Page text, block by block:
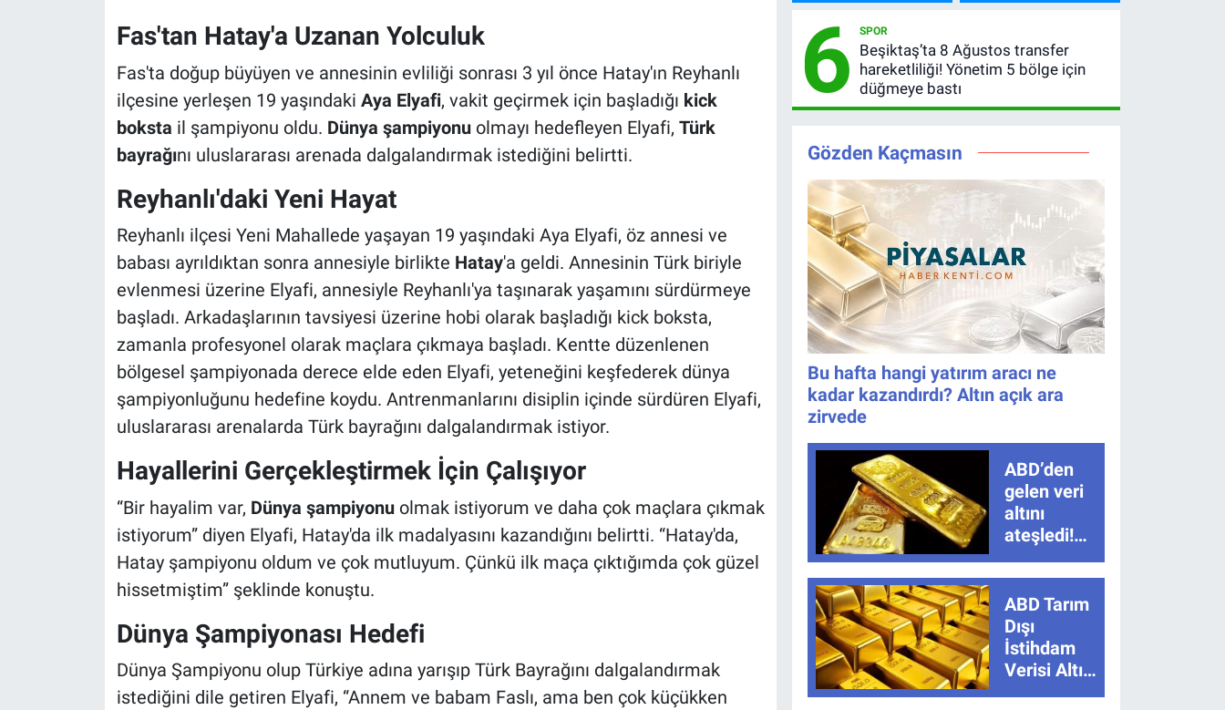
Fas'tan Hatay'a Uzanan Yolculuk
Fas'ta doğup büyüyen ve annesinin evliliği sonrası 3 yıl önce Hatay'ın Reyhanlı
ilçesine yerleşen 19 yaşındaki Aya Elyafi, vakit geçirmek için başladığı kick
boksta il şampiyonu oldu. Dünya şampiyonuolmayı hedefleyen Elyafi, Türk
bayrağını uluslararası arenada dalgalandırmak istediğini belirtti.
Reyhanlı'daki Yeni Hayat
Reyhanlı ilçesi Yeni Mahallede yaşayan 19 yaşındaki Aya Elyafi, öz annesi ve
babası ayrıldıktan sonra annesiyle birlikte Hatay'a geldi. Annesinin Türk biriyle
evlenmesi üzerine Elyafi, annesiyle Reyhanlı'ya taşınarak yaşamını sürdürmeye
başladı. Arkadaşlarının tavsiyesi üzerine hobi olarak başladığı kick boksta,
zamanla profesyonel olarak maçlara çıkmaya başladı. Kentte düzenlenen
bölgesel şampiyonada derece elde eden Elyafi, yeteneğini keşfederek dünya
şampiyonluğunu hedefine koydu. Antrenmanlarını disiplin içinde sürdüren Elyafi,
uluslararası arenalarda Türk bayrağını dalgalandırmak istiyor.
Hayallerini Gerçekleştirmek İçin Çalışıyor
“Bir hayalim var, Dünya şampiyonuolmak istiyorum ve daha çok maçlara çıkmak
istiyorum” diyen Elyafi, Hatay'da ilk madalyasını kazandığını belirtti. “Hatay'da,
Hatay şampiyonu oldum ve çok mutluyum. Çünkü ilk maça çıktığımda çok güzel
hissetmiştim” şeklinde konuştu.
Dünya Şampiyonası Hedefi
Dünya Şampiyonu olup Türkiye adına yarışıp Türk Bayrağını dalgalandırmak
istediğini dile getiren Elyafi, “Annem ve babam Faslı, ama ben çok küçükken
gördü!
Kazandıran
6 Numara
2026
kazanan
6 SPOR
Beşiktaş’ta 8 Ağustos transfer
hareketliliği! Yönetim 5 bölge için
düğmeye bastı
Gözden Kaçmasın
Bu hafta hangi yatırım aracı ne
kadar kazandırdı? Altın açık ara
zirvede
ABD’den
gelen veri
altını
ateşledi!
Tarım dışı
istihdam
sonrası ons
altında sert
yükseliş
ABD Tarım
Dışı
İstihdam
Verisi Altını
Nasıl